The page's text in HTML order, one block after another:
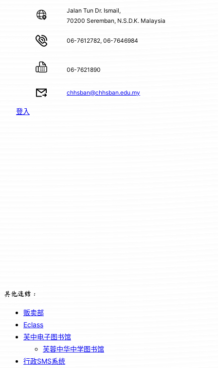
Jalan Tun Dr. Ismail,
70200 Seremban, N.S.D.K. Malaysia
06-7612782, 06-7646984
06-7621890
chhsban@chhsban.edu.my
登入
其他连结：
贩卖部
Eclass
芙中电子图书馆
芙蓉中华中学图书馆
行政SMS系统